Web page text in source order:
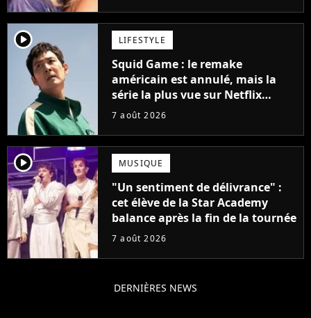
player2 LIFESTYLE
Squid Game : le remake
américain est annulé, mais la
série la plus vue sur Netflix
pourrait avoir une version
7 août 2026
player2 MUSIQUE
"Un sentiment de délivrance" :
cet élève de la Star Academy
balance après la fin de la tournée
7 août 2026
DERNIÈRES NEWS